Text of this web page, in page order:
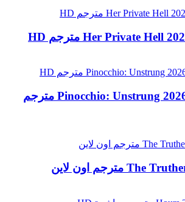
تحميل فيلم Pinocchio: Unstrung 2026 مترجم